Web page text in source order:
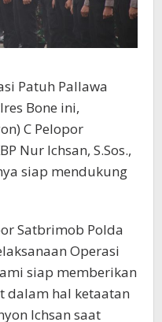
Patuh Pallawa
Bone ini,
C Pelopor
Nur Ichsan, S.Sos.,
siap mendukung
Satbrimob Polda
Operasi
siap memberikan
dalam hal ketaatan
Ichsan saat